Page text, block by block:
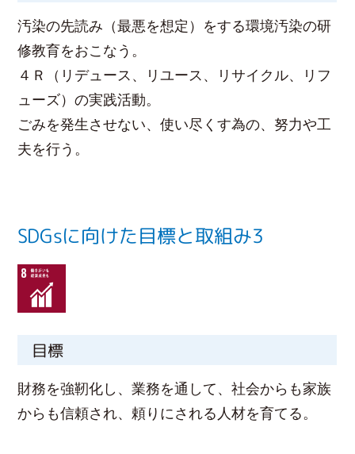
汚染の先読み（最悪を想定）をする環境汚染の研
修教育をおこなう。
４Ｒ（リデュース、リユース、リサイクル、リフ
ューズ）の実践活動。
ごみを発生させない、使い尽くす為の、努力や工
夫を行う。
SDGsに向けた目標と取組み3
目標
財務を強靭化し、業務を通して、社会からも家族
からも信頼され、頼りにされる人材を育てる。